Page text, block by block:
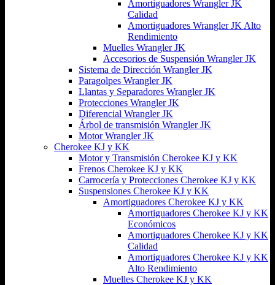
Amortiguadores Wrangler JK
Calidad
Amortiguadores Wrangler JK Alto
Rendimiento
Muelles Wrangler JK
Accesorios de Suspensión Wrangler JK
Sistema de Dirección Wrangler JK
Paragolpes Wrangler JK
Llantas y Separadores Wrangler JK
Protecciones Wrangler JK
Diferencial Wrangler JK
Árbol de transmisión Wrangler JK
Motor Wrangler JK
Cherokee KJ y KK
Motor y Transmisión Cherokee KJ y KK
Frenos Cherokee KJ y KK
Carrocería y Protecciones Cherokee KJ y KK
Suspensiones Cherokee KJ y KK
Amortiguadores Cherokee KJ y KK
Amortiguadores Cherokee KJ y KK
Económicos
Amortiguadores Cherokee KJ y KK
Calidad
Amortiguadores Cherokee KJ y KK
Alto Rendimiento
Muelles Cherokee KJ y KK